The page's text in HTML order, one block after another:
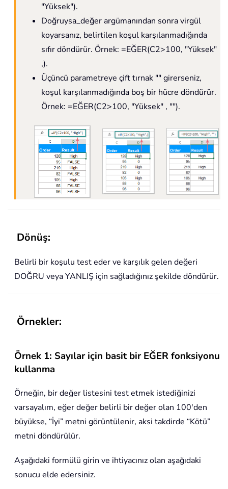
"Yüksek").
Doğruysa_değer argümanından sonra virgül
koyarsanız, belirtilen koşul karşılanmadığında
sıfır döndürür. Örnek: =EĞER(C2>100, "Yüksek"
,).
Üçüncü parametreye çift tırnak "" girerseniz,
koşul karşılanmadığında boş bir hücre döndürür.
Örnek: =EĞER(C2>100, "Yüksek" , "").
Dönüş:
Belirli bir koşulu test eder ve karşılık gelen değeri
DOĞRU veya YANLIŞ için sağladığınız şekilde döndürür.
Örnekler:
Örnek 1: Sayılar için basit bir EĞER fonksiyonu
kullanma
Örneğin, bir değer listesini test etmek istediğinizi
varsayalım, eğer değer belirli bir değer olan 100'den
büyükse, “İyi” metni görüntülenir, aksi takdirde “Kötü”
metni döndürülür.
Aşağıdaki formülü girin ve ihtiyacınız olan aşağıdaki
sonucu elde edersiniz.